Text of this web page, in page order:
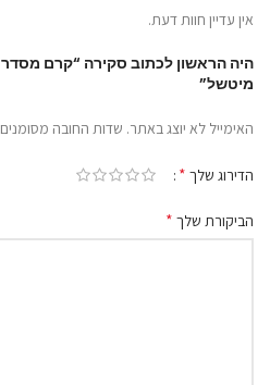
אין עדיין חוות דעת.
מיטשל”
האימייל לא יוצג באתר. שדות החובה מסומנים
הדירוג שלך *
הביקורת שלך *